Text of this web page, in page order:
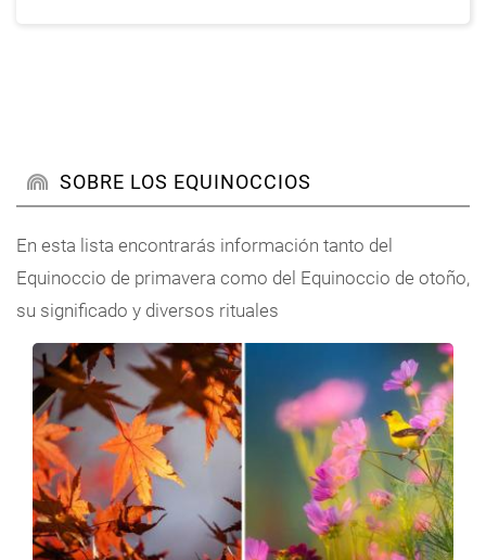
SOBRE LOS EQUINOCCIOS
En esta lista encontrarás información tanto del
Equinoccio de primavera como del Equinoccio de otoño,
su significado y diversos rituales